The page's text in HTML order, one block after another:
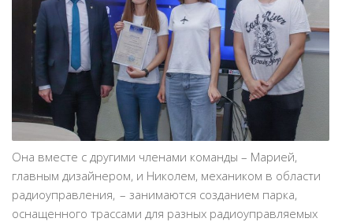
Она вместе с другими членами команды – Марией,
главным дизайнером, и Николем, механиком в области
радиоуправления, – занимаются созданием парка,
оснащенного трассами для разных радиоуправляемых